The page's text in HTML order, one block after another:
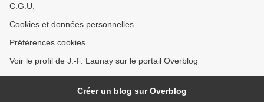
C.G.U.
Cookies et données personnelles
Préférences cookies
Voir le profil de J.-F. Launay sur le portail Overblog
Créer un blog sur Overblog